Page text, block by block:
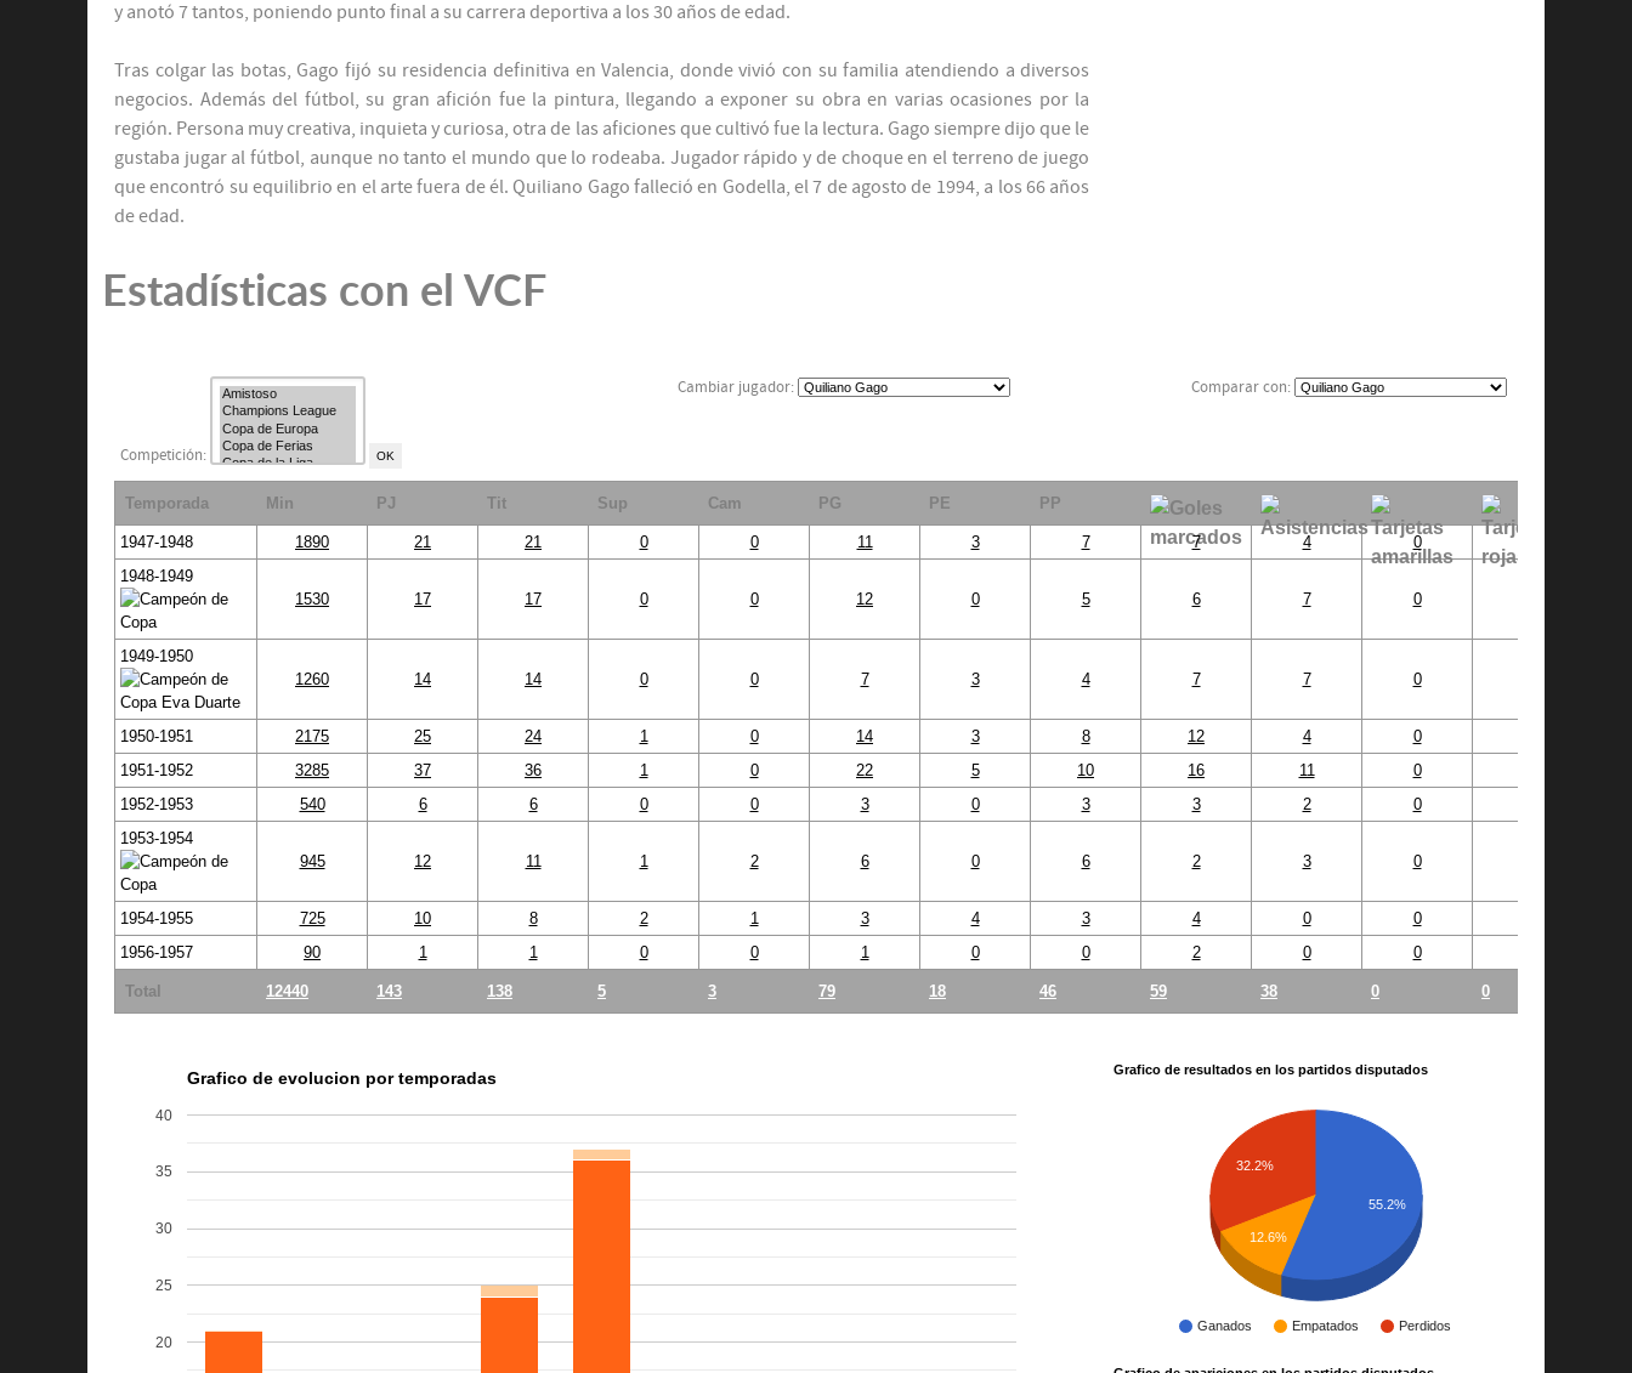
y anotó 7 tantos, poniendo punto final a su carrera deportiva a los 30 años de edad.
Tras colgar las botas, Gago fijó su residencia definitiva en Valencia, donde vivió con su familia atendiendo a diversos
negocios. Además del fútbol, su gran afición fue la pintura, llegando a exponer su obra en varias ocasiones por la
región. Persona muy creativa, inquieta y curiosa, otra de las aficiones que cultivó fue la lectura. Gago siempre dijo que le
gustaba jugar al fútbol, aunque no tanto el mundo que lo rodeaba. Jugador rápido y de choque en el terreno de juego
que encontró su equilibrio en el arte fuera de él. Quiliano Gago falleció en Godella, el 7 de agosto de 1994, a los 66 años
de edad.
Estadísticas con el VCF
Competición:
Cambiar jugador: Comparar con:
Temporada Min PJ Tit Sup Cam PG PE PP
1947-1948 1890 21 21 0 0 11 3 7 7 4 0
1948-1949
1530
17 17 0 0 12 0 5 6 7 0
1949-1950
1260
14 14 0 0 7 3 4 7 7 0
1950-1951 2175 25 24 1 0 14 3 8 12 4 0
1951-1952
3285 37 36 1 0 22 5 10 16 11 0
1952-1953
540 6 6 0 0 3 0 3 3 2 0
1953-1954
945
12 11 1 2 6 0 6 2 3 0
1954-1955 725 10 8 2 1 3 4 3 4 0 0
1956-1957
90 1 1 0 0 1 0 0 2 0 0
Total 12440 143 138 5 3 79 18 46 59 38 0 0
Grafico de evolucion por temporadas
20
25
30
35
40
Grafico de resultados en los partidos disputados
Ganados Empatados Perdidos
32.2%
12.6%
55.2%